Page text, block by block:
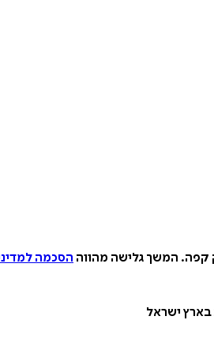
קפה. המשך גלישה מהווה הסכמה
בארץ ישראל